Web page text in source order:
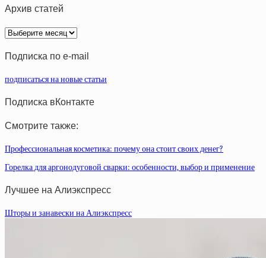
Архив статей
Архив
статей
Подписка по e-mail
подписаться на новые статьи
Подписка вКонтакте
Смотрите также:
Профессиональная косметика: почему она стоит своих денег?
Горелка для аргонодуговой сварки: особенности, выбор и применение
Лучшее на Алиэкспресс
Шторы и занавески на Алиэкспресс